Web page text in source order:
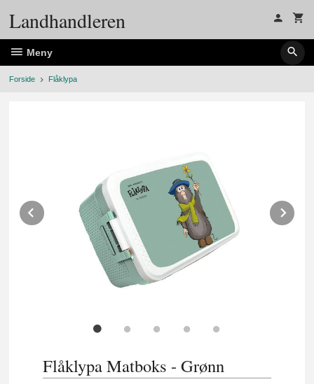
Landhandleren
Meny
Forside Flåklypa
Prev
Flåklypa Matboks - Grønn